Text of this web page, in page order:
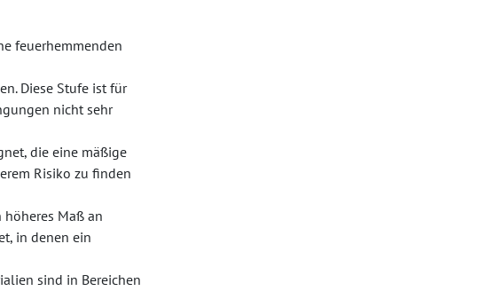
feuerhemmenden
Diese Stufe ist für
nicht sehr
die eine mäßige
Risiko zu finden
Maß an
in denen ein
sind in Bereichen